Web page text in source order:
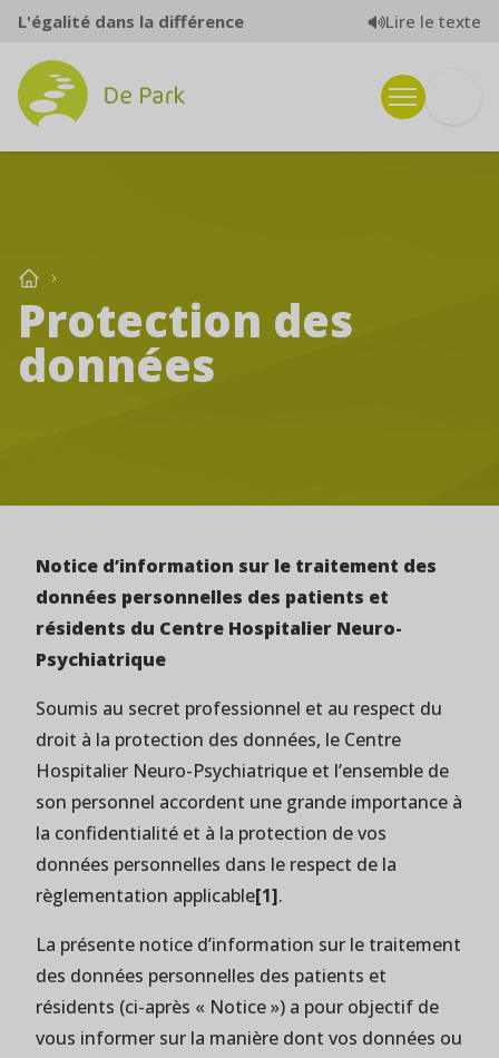
Aller au contenu
L'égalité dans la différence Lire le texte
Protection des
données
Notice d’information sur le traitement des
données personnelles des patients et
résidents du Centre Hospitalier Neuro-
Psychiatrique
Soumis au secret professionnel et au respect du
droit à la protection des données, le Centre
Hospitalier Neuro-Psychiatrique et l’ensemble de
son personnel accordent une grande importance à
la confidentialité et à la protection de vos
données personnelles dans le respect de la
règlementation applicable[1].
La présente notice d’information sur le traitement
des données personnelles des patients et
résidents (ci-après « Notice ») a pour objectif de
vous informer sur la manière dont vos données ou